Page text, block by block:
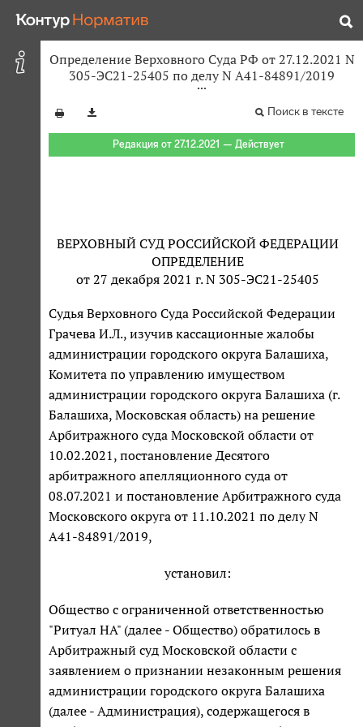
Определение Верховного Суда РФ от 27.12.2021 N
305-ЭС21-25405 по делу N А41-84891/2019
Поиск в тексте
Редакция от 27.12.2021 — Действует
ВЕРХОВНЫЙ СУД РОССИЙСКОЙ ФЕДЕРАЦИИ
ОПРЕДЕЛЕНИЕ
от 27 декабря 2021 г. N 305-ЭС21-25405
Судья Верховного Суда Российской Федерации
Грачева И.Л., изучив кассационные жалобы
администрации городского округа Балашиха,
Комитета по управлению имуществом
администрации городского округа Балашиха (г.
Балашиха, Московская область) на решение
Арбитражного суда Московской области от
10.02.2021, постановление Десятого
арбитражного апелляционного суда от
08.07.2021 и постановление Арбитражного суда
Московского округа от 11.10.2021 по делу N
А41-84891/2019,
установил:
Общество с ограниченной ответственностью
"Ритуал НА" (далее - Общество) обратилось в
Арбитражный суд Московской области с
заявлением о признании незаконным решения
администрации городского округа Балашиха
(далее - Администрация), содержащегося в